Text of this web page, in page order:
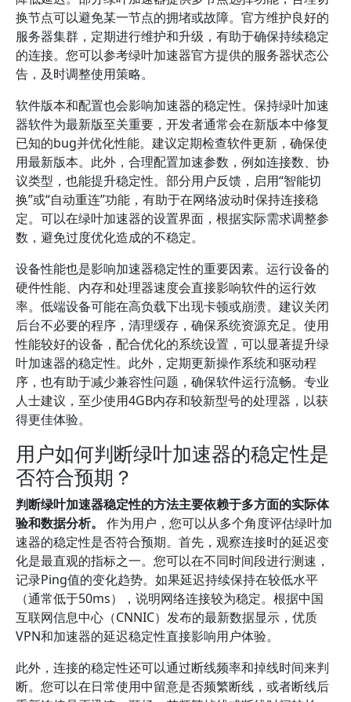
换节点可以避免某一节点的拥堵或故障。官方维护良好的
服务器集群，定期进行维护和升级，有助于确保持续稳定
的连接。您可以参考绿叶加速器官方提供的服务器状态公
告，及时调整使用策略。
软件版本和配置也会影响加速器的稳定性。保持绿叶加速
器软件为最新版至关重要，开发者通常会在新版本中修复
已知的bug并优化性能。建议定期检查软件更新，确保使
用最新版本。此外，合理配置加速参数，例如连接数、协
议类型，也能提升稳定性。部分用户反馈，启用“智能切
换”或“自动重连”功能，有助于在网络波动时保持连接稳
定。可以在绿叶加速器的设置界面，根据实际需求调整参
数，避免过度优化造成的不稳定。
设备性能也是影响加速器稳定性的重要因素。运行设备的
硬件性能、内存和处理器速度会直接影响软件的运行效
率。低端设备可能在高负载下出现卡顿或崩溃。建议关闭
后台不必要的程序，清理缓存，确保系统资源充足。使用
性能较好的设备，配合优化的系统设置，可以显著提升绿
叶加速器的稳定性。此外，定期更新操作系统和驱动程
序，也有助于减少兼容性问题，确保软件运行流畅。专业
人士建议，至少使用4GB内存和较新型号的处理器，以获
得更佳体验。
用户如何判断绿叶加速器的稳定性是
否符合预期？
判断绿叶加速器稳定性的方法主要依赖于多方面的实际体
验和数据分析。
作为用户，您可以从多个角度评估绿叶加
速器的稳定性是否符合预期。首先，观察连接时的延迟变
化是最直观的指标之一。您可以在不同时间段进行测速，
记录Ping值的变化趋势。如果延迟持续保持在较低水平
（通常低于50ms），说明网络连接较为稳定。根据中国
互联网信息中心（CNNIC）发布的最新数据显示，优质
VPN和加速器的延迟稳定性直接影响用户体验。
此外，连接的稳定性还可以通过断线频率和掉线时间来判
断。您可以在日常使用中留意是否频繁断线，或者断线后